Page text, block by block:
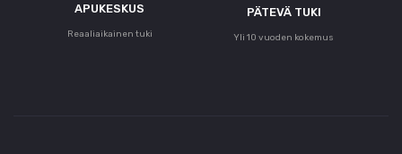
APUKESKUS
Reaaliaikainen tuki
PÄTEVÄ TUKI
Yli 10 vuoden kokemus